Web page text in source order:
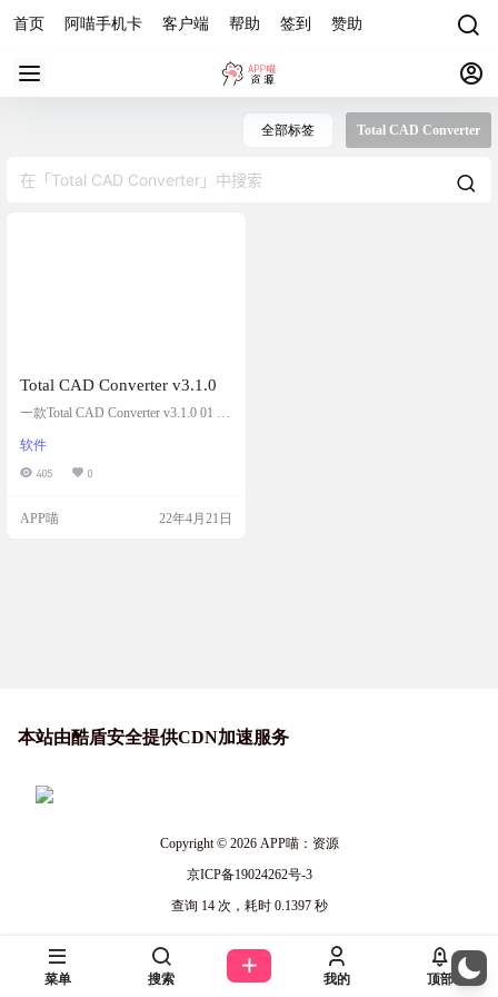
首页 阿喵手机卡 客户端 帮助 签到 赞助
全部标签 Total CAD Converter
Total CAD Converter v3.1.0
一款Total CAD Converter v3.1.0 01 软
verter ☀️更新日期 2022年04月21日 ?
适用设备： PC ? 收费与否： 免费 02
CAD转换为PDF， DWG，SVG，P
软件
405 0
APP喵 22年4月21日
本站由酷盾安全提供CDN加速服务
Copyright © 2026APP喵：资源
京ICP备19024262号-3
查询 14 次，耗时 0.1397 秒
菜单 搜索 我的 顶部